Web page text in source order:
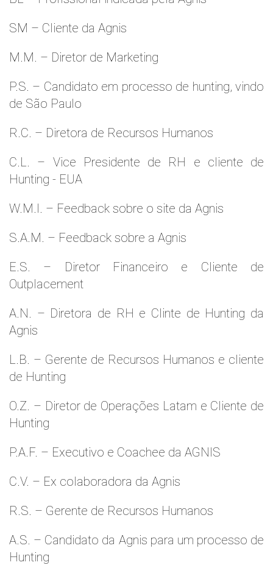
SM – Cliente da Agnis
M.M. – Diretor de Marketing
P.S. – Candidato em processo de hunting, vindo
de São Paulo
R.C. – Diretora de Recursos Humanos
C.L. – Vice Presidente de RH e cliente de
Hunting - EUA
W.M.l. – Feedback sobre o site da Agnis
S.A.M. – Feedback sobre a Agnis
E.S. – Diretor Financeiro e Cliente de
Outplacement
A.N. – Diretora de RH e Clinte de Hunting da
Agnis
L.B. – Gerente de Recursos Humanos e cliente
de Hunting
O.Z. – Diretor de Operações Latam e Cliente de
Hunting
P.A.F. – Executivo e Coachee da AGNIS
C.V. – Ex colaboradora da Agnis
R.S. – Gerente de Recursos Humanos
A.S. – Candidato da Agnis para um processo de
Hunting